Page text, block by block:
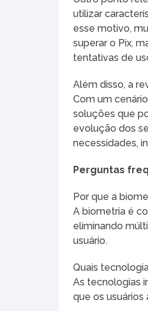
utilizar
esse motivo,
superar o Pix,
tentativas de
Além disso, a
Com um
soluções que
evolução dos
necessidades,
Perguntas
Por que a
A biometria é
eliminando
usuário.
Quais
As tecnologias
que os